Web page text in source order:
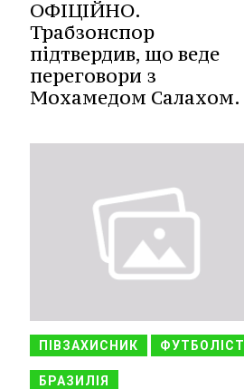
ОФІЦІЙНО.
Трабзонспор
підтвердив, що веде
переговори з
Мохамедом Салахом.
ПІВЗАХИСНИК ФУТБОЛІСТ
БРАЗИЛІЯ